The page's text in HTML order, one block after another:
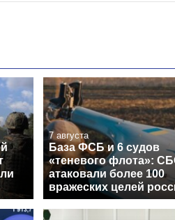
7 августа
База ФСБ и 6 судов
«теневого флота»:
атаковали более 100
вражеских целей